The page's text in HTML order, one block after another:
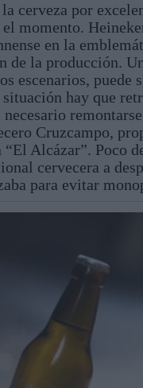
cerveza por
momento.
en la
de la producción.
escenarios, puede
hay que
Cruzcampo,
“El Alcázar”. Poco
cervecera a
para evitar